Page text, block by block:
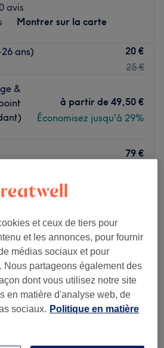
avis
Montrer sur la carte
ans)
20 €
25 €
&
à partir de 49,50 €
Économisez jusqu'à 29%
79 €
10:00
10:00
21:00
10:00
10:00
21:00
10:00
21:00
10:00
21:00
10:00 21:00
et ceux de tiers pour
et les annonces, pour fournir
médias sociaux et pour
Nous partageons également des
dont vous utilisez notre site
en matière d'analyse web, de
sociaux. Politique en matière